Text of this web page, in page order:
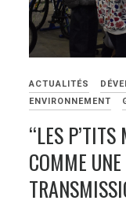
ACTUALITÉS
ENVIRONNEMENT
“LES
COMME